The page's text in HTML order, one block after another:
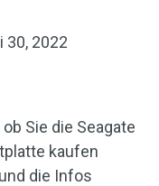
30, 2022
Sie die Seagate
kaufen
die Infos